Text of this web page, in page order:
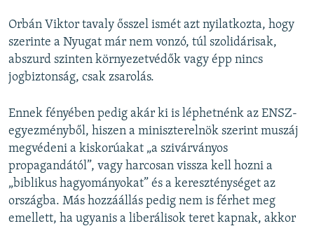
Orbán Viktor tavaly ősszel ismét azt nyilatkozta, hogy
szerinte a Nyugat már nem vonzó, túl szolidárisak,
abszurd szinten környezetvédők vagy épp nincs
jogbiztonság, csak zsarolás.
Ennek fényében pedig akár ki is léphetnénk az ENSZ-
egyezményből, hiszen a miniszterelnök szerint muszáj
megvédeni a kiskorúakat „a szivárványos
propagandától”, vagy harcosan vissza kell hozni a
„biblikus hagyományokat” és a kereszténységet az
országba. Más hozzáállás pedig nem is férhet meg
emellett, ha ugyanis a liberálisok teret kapnak, akkor